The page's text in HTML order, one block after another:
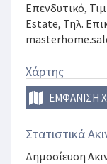
Επενδυτικό,
Estate, Τηλ.
Χάρτης
ΕΜΦΆΝΙΣΗ
Στατιστικά
Δημοσίευση